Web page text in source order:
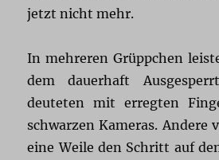
jetzt nicht mehr.
In mehreren Grüppchen
dem dauerhaft
deuteten mit erregten
schwarzen Kameras. Andere
eine Weile den Schritt auf